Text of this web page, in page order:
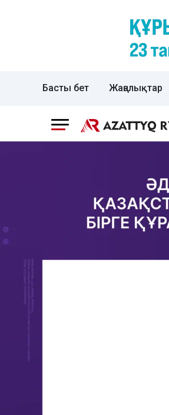
Басты бет Жаңалықтар